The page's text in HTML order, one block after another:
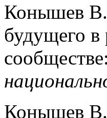
Конышев
будущего в
Конышев